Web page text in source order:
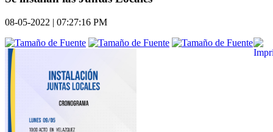
08-05-2022 | 07:27:16 PM